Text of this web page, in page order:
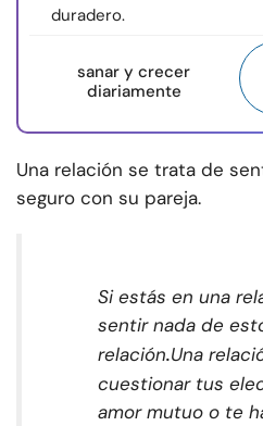
duradero.
sanar y crecer
diariamente
Una relación se trata de
seguro con su pareja.
Si estás en una
sentir nada de
relación.Una
cuestionar tus
amor mutuo o te